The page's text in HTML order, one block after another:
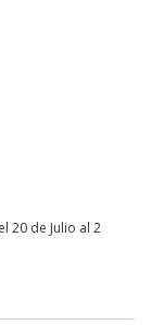
20 de Julio al 2